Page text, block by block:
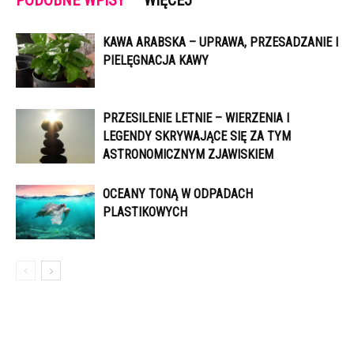
KAWA ARABSKA – UPRAWA, PRZESADZANIE I
PIELĘGNACJA KAWY
PRZESILENIE LETNIE – WIERZENIA I
LEGENDY SKRYWAJĄCE SIĘ ZA TYM
ASTRONOMICZNYM ZJAWISKIEM
OCEANY TONĄ W ODPADACH
PLASTIKOWYCH